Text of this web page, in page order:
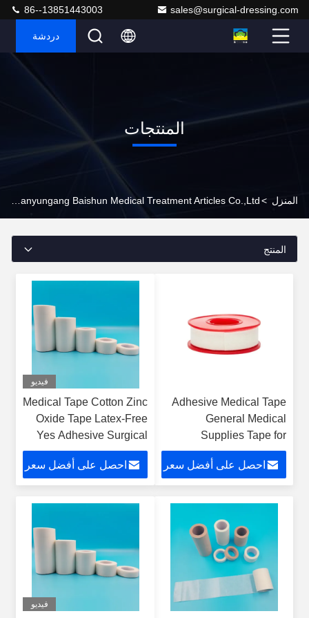
sales@surgical-dressing.com
86--13851443003
دردشة
المنتجات
المنزل >
المنتج
Adhesive Medical Tape
General Medical
Supplies Tape for
Effective Muscle
Protection Solutions
احصل على أفضل سعر
فيديو
Medical Tape Cotton Zinc
Oxide Tape Latex-Free
Yes Adhesive Surgical
Tape for General Medical
Supplies Waterproof
احصل على أفضل سعر
فيديو